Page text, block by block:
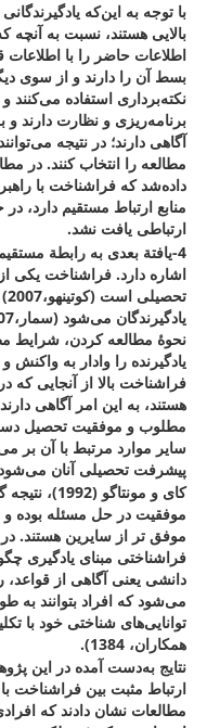
با توجه به این‌که
بالایی هستند، نسبت به آنچه
اطلاعات حاضر را با اطلاعات
بسط آن را دارند و از سوی
نکته‌برداری استفاده می‌کنند
برنامه‌ریزی و نظارت دارند
آگاهی دارند؛ در نتیجه
داده‌شد که فراشناخت با
منابع ارتباط مستقیم دارد،
ارتباطی یافت نشد.
4-یافتة بعدی به رابطة
اشاره دارد. فراشناخت یکی
نحوۀ مطالعه کردن، شرایط
یادگیرنده را وادار به واکنش
فراشناخت بالا از آنجایی که
هستند، به این امر آگاهی
مطلوب و موفقیت تحصیل دست
سایر موارد مرتبط با آن بر
پیشرفت تحصیلی آنان
کای و
موفقیت در حل مسئله بوده و
موفق تر از سایرین هستند.
فراشناختی مبنای یادگیری
دانشی یعنی آگاهی از قواعد،
می‌شود که افراد بتوانند به
توانایی‌های شناختی خود با
همکاران، 1384).
نتایج به‌دست آمده در این
ارتباط مثبت بین فراشناخت
مطالعات نشان دادند که